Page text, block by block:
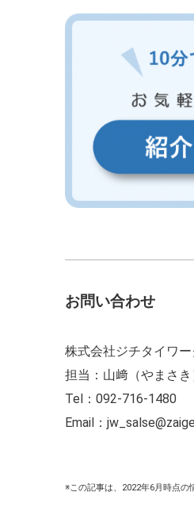
お問い合わせ
株式会社ジチタイワー
担当：山﨑（やまさき
Tel：092-716-1480
Email：
※この記事は、2022年6月時点の